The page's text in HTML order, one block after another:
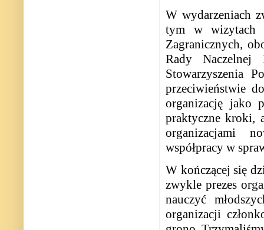
W wydarzeniach
tym w wizytach
Zagranicznych,
Rady Naczelnej
Stowarzyszenia
przeciwieństwie
organizację jako
praktyczne kroki,
organizacjami
współpracy w
W kończącej się
zwykle prezes
nauczyć
organizacji